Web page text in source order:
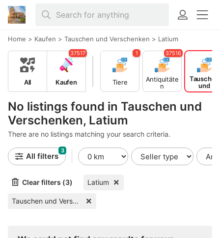
Home > Kaufen > Tauschen und Verschenken > Latium
No listings found in Tauschen und
Verschenken, Latium
There are no listings matching your search criteria.
All Kaufen
37517
Tiere
1
Antiquitäte
n
37516
Tauschen
und
Verschenk
All filters
3
Clear filters (3) Latium
Tauschen und Verschenken